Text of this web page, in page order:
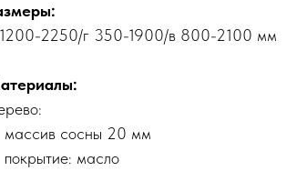
2250/г 350-1900/в 800-2100 мм
массив сосны 20 мм
покрытие: масло